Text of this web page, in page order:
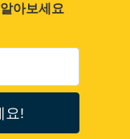
아보세요
요!